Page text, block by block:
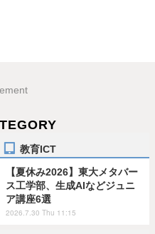
教育ICT
【夏休み2026】東大メタバー
ス工学部、生成AIなどジュニ
ア講座6選
2026.7.30 Thu 11:15